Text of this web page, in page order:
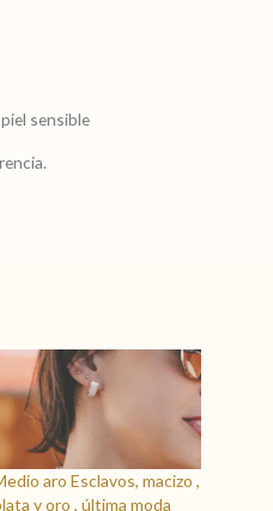
sensible
aro Esclavos, macizo ,
y oro , última moda